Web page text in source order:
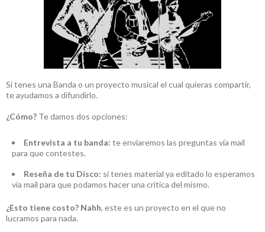
Si tenes una Banda o un proyecto musical el cual quieras compartir,
te ayudamos a difundirlo.
¿Cómo? Te damos dos opciones:
Entrevista a tu banda: te enviaremos las preguntas vía mail
para que contestes.
Reseña de tu Disco: si tenes material ya editado lo esperamos
vía mail para que podamos hacer una crítica del mismo.
¿Esto tiene costo? Nahh, este es un proyecto en el que no
lucramos para nada.